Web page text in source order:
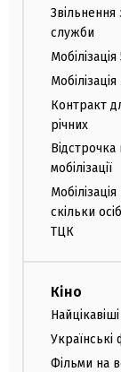
Звільнення
служби
Мобілізація
Контракт
річних
Відстрочка
мобілізації
скільки
ТЦК
Кіно
Українські
Фільми на